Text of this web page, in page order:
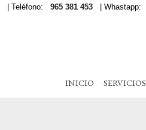
| Teléfono: 965 381 453 | Whastapp:
INICIO SERVICIOS